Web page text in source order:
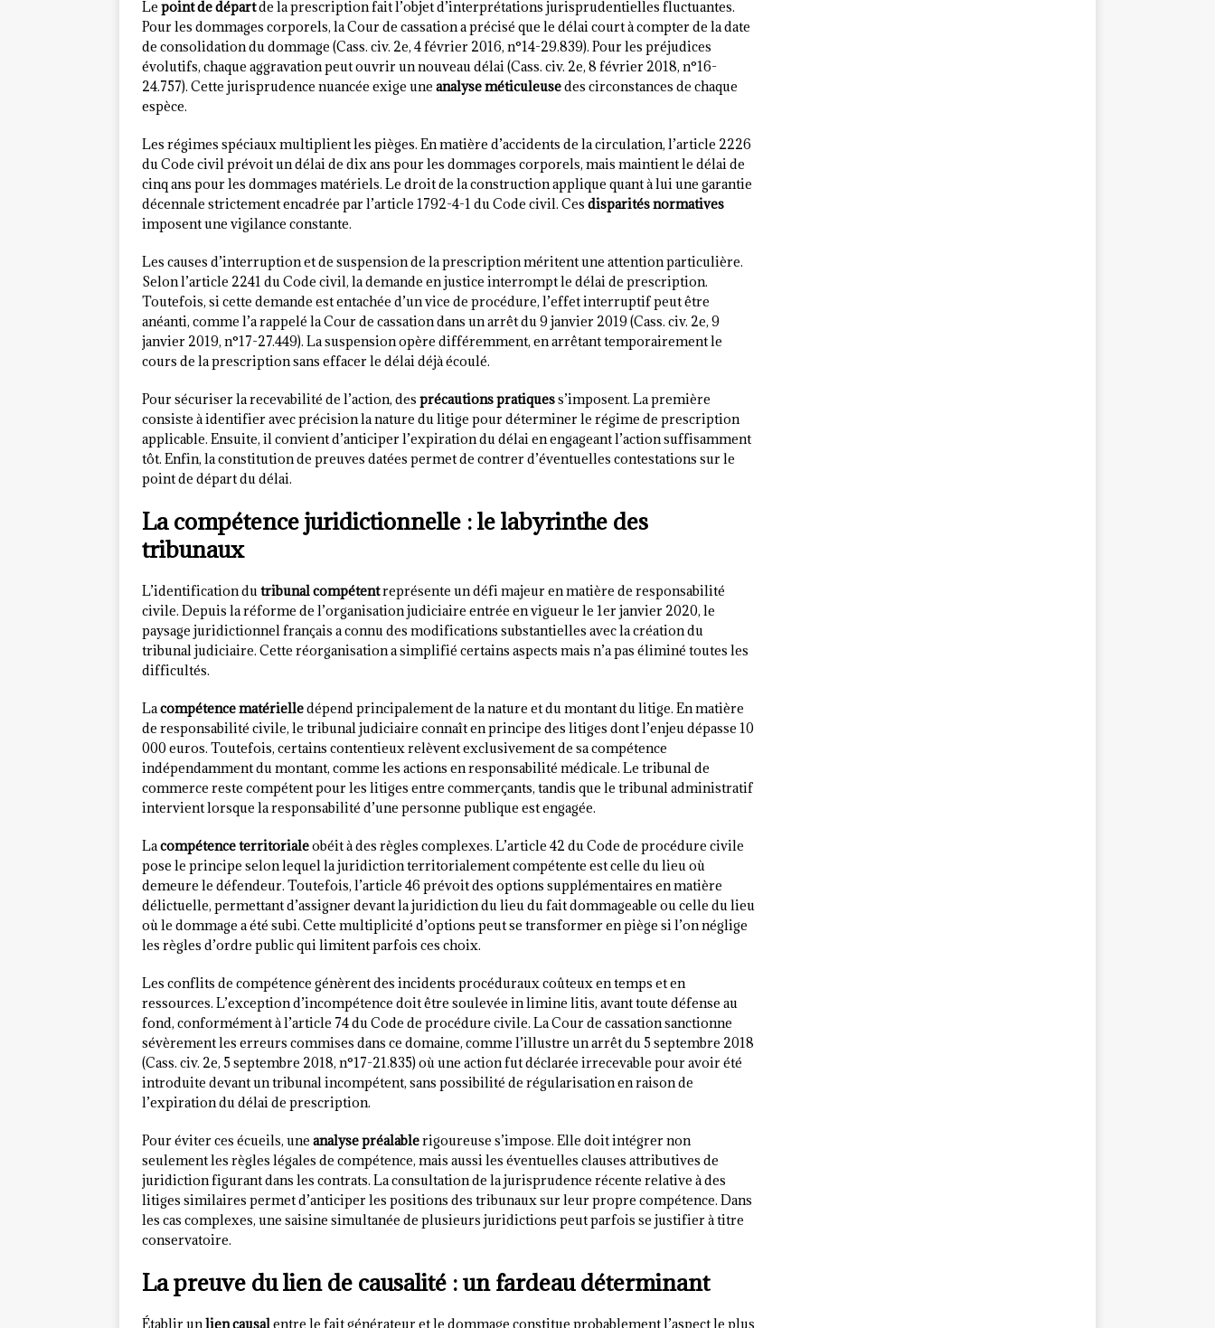
Le point de départde la prescription fait l’objet d’interprétations jurisprudentielles fluctuantes.
Pour les dommages corporels, la Cour de cassation a précisé que le délai court à compter de la date
de consolidation du dommage (Cass. civ. 2e, 4 février 2016, n°14-29.839). Pour les préjudices
évolutifs, chaque aggravation peut ouvrir un nouveau délai (Cass. civ. 2e, 8 février 2018, n°16-
24.757). Cette jurisprudence nuancée exige une analyse méticuleusedes circonstances de chaque
espèce.
Les régimes spéciaux multiplient les pièges. En matière d’accidents de la circulation, l’article 2226
du Code civil prévoit un délai de dix ans pour les dommages corporels, mais maintient le délai de
cinq ans pour les dommages matériels. Le droit de la construction applique quant à lui une garantie
décennale strictement encadrée par l’article 1792-4-1 du Code civil. Ces disparités normatives
imposent une vigilance constante.
Les causes d’interruption et de suspension de la prescription méritent une attention particulière.
Selon l’article 2241 du Code civil, la demande en justice interrompt le délai de prescription.
Toutefois, si cette demande est entachée d’un vice de procédure, l’effet interruptif peut être
anéanti, comme l’a rappelé la Cour de cassation dans un arrêt du 9 janvier 2019 (Cass. civ. 2e, 9
janvier 2019, n°17-27.449). La suspension opère différemment, en arrêtant temporairement le
cours de la prescription sans effacer le délai déjà écoulé.
Pour sécuriser la recevabilité de l’action, des précautions pratiquess’imposent. La première
consiste à identifier avec précision la nature du litige pour déterminer le régime de prescription
applicable. Ensuite, il convient d’anticiper l’expiration du délai en engageant l’action suffisamment
tôt. Enfin, la constitution de preuves datées permet de contrer d’éventuelles contestations sur le
point de départ du délai.
La compétence juridictionnelle : le labyrinthe des
tribunaux
L’identification dutribunal compétentreprésente un défi majeur en matière de responsabilité
civile. Depuis la réforme de l’organisation judiciaire entrée en vigueur le 1er janvier 2020, le
paysage juridictionnel français a connu des modifications substantielles avec la création du
tribunal judiciaire. Cette réorganisation a simplifié certains aspects mais n’a pas éliminé toutes les
difficultés.
Lacompétence matérielledépend principalement de la nature et du montant du litige. En matière
de responsabilité civile, le tribunal judiciaire connaît en principe des litiges dont l’enjeu dépasse 10
000 euros. Toutefois, certains contentieux relèvent exclusivement de sa compétence
indépendamment du montant, comme les actions en responsabilité médicale. Le tribunal de
commerce reste compétent pour les litiges entre commerçants, tandis que le tribunal administratif
intervient lorsque la responsabilité d’une personne publique est engagée.
Lacompétence territorialeobéit à des règles complexes. L’article 42 du Code de procédure civile
pose le principe selon lequel la juridiction territorialement compétente est celle du lieu où
demeure le défendeur. Toutefois, l’article 46 prévoit des options supplémentaires en matière
délictuelle, permettant d’assigner devant la juridiction du lieu du fait dommageable ou celle du lieu
où le dommage a été subi. Cette multiplicité d’options peut se transformer en piège si l’on néglige
les règles d’ordre public qui limitent parfois ces choix.
Les conflits de compétence génèrent des incidents procéduraux coûteux en temps et en
ressources. L’exception d’incompétence doit être soulevée in limine litis, avant toute défense au
fond, conformément à l’article 74 du Code de procédure civile. La Cour de cassation sanctionne
sévèrement les erreurs commises dans ce domaine, comme l’illustre un arrêt du 5 septembre 2018
(Cass. civ. 2e, 5 septembre 2018, n°17-21.835) où une action fut déclarée irrecevable pour avoir été
introduite devant un tribunal incompétent, sans possibilité de régularisation en raison de
l’expiration du délai de prescription.
Pour éviter ces écueils, une analyse préalablerigoureuse s’impose. Elle doit intégrer non
seulement les règles légales de compétence, mais aussi les éventuelles clauses attributives de
juridiction figurant dans les contrats. La consultation de la jurisprudence récente relative à des
litiges similaires permet d’anticiper les positions des tribunaux sur leur propre compétence. Dans
les cas complexes, une saisine simultanée de plusieurs juridictions peut parfois se justifier à titre
conservatoire.
La preuve du lien de causalité : un fardeau déterminant
Établir unlien causalentre le fait générateur et le dommage constitue probablement l’aspect le plus